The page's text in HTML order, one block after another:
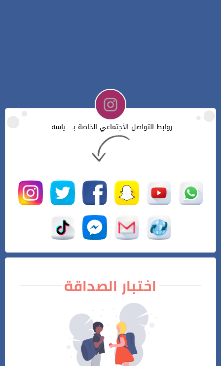
روابط التواصل الأجتماعي الخاصة بـ : ياسه
اختبار الصداقة